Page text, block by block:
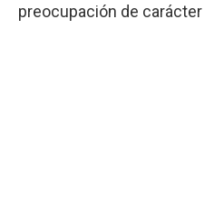
preocupación de